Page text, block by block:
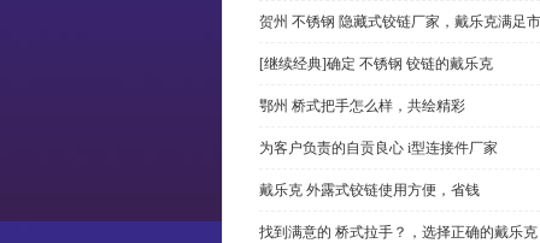
贺州 不锈钢 隐藏式铰链厂家，戴乐克满足
[继续经典]确定 不锈钢 铰链的戴乐克
鄂州 桥式把手怎么样，共绘精彩
为客户负责的自贡良心 i型连接件厂家
戴乐克 外露式铰链使用方便，省钱
找到满意的 桥式拉手？，选择正确的戴乐克